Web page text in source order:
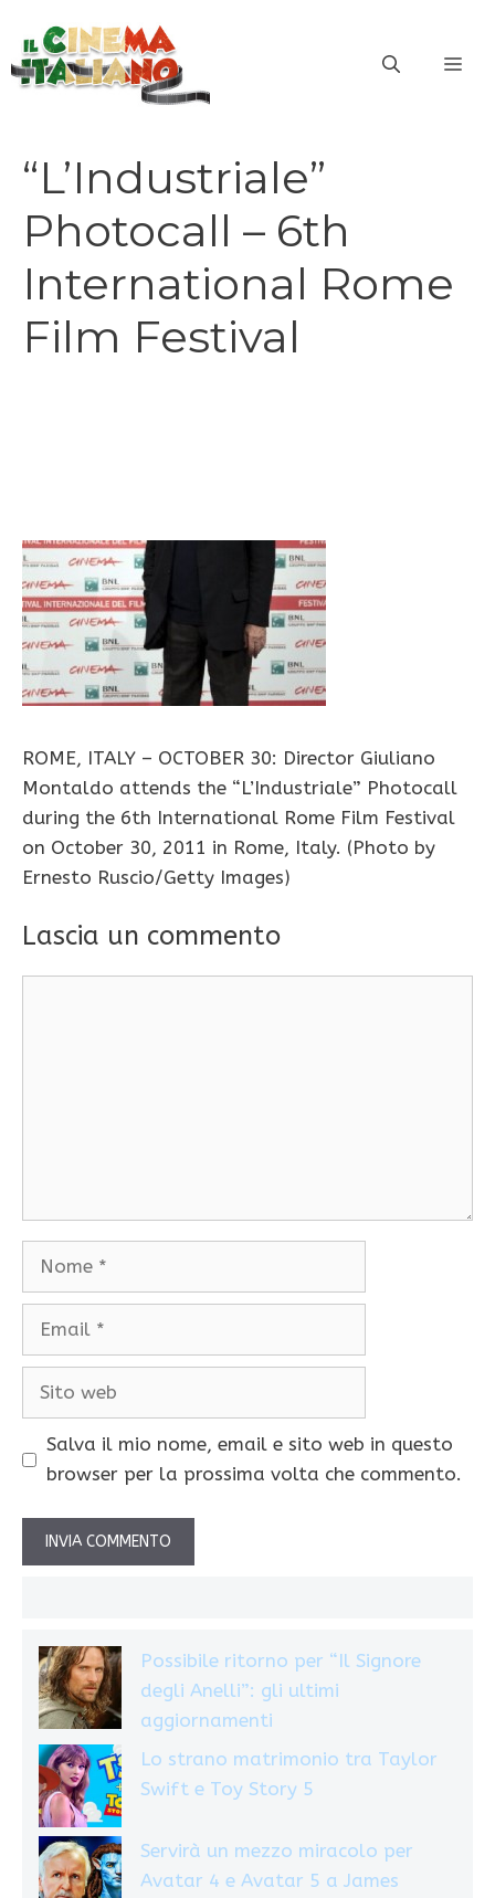
contenuto
“L’Industriale”
Photocall – 6th
International Rome
Film Festival
ROME, ITALY – OCTOBER 30: Director Giuliano
Montaldo attends the “L’Industriale” Photocall
during the 6th International Rome Film Festival
on October 30, 2011 in Rome, Italy. (Photo by
Ernesto Ruscio/Getty Images)
Lascia un commento
Nome
Email
Sito
Salva il mio nome, email e sito web in questo
browser per la prossima volta che commento.
Possibile ritorno per “Il Signore
degli Anelli”: gli ultimi
aggiornamenti
Lo strano matrimonio tra Taylor
Swift e Toy Story 5
Servirà un mezzo miracolo per
Avatar 4 e Avatar 5 a James